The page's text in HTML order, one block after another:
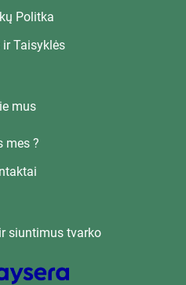
Politka
Taisyklės
mus
mes ?
siuntimus tvarko